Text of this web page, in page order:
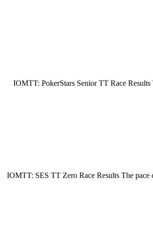
IOMTT: PokerStars Senior TT Race
IOMTT: SES TT Zero Race Results The pace